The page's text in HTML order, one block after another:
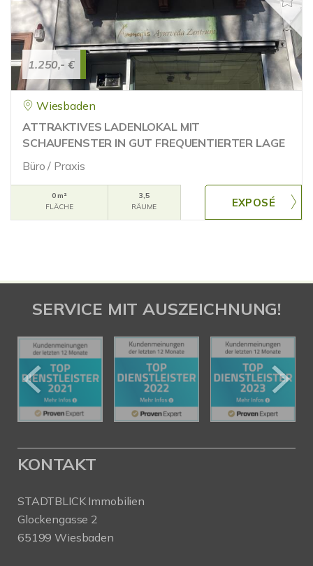
1.250,- €
Wiesbaden
ATTRAKTIVES LADENLOKAL MIT
SCHAUFENSTER IN GUT FREQUENTIERTER LAGE
Büro / Praxis
0 m²
FLÄCHE
3,5
RÄUME
SERVICE MIT AUSZEICHNUNG!
KONTAKT
STADTBLICK Immobilien
Glockengasse 2
65199 Wiesbaden